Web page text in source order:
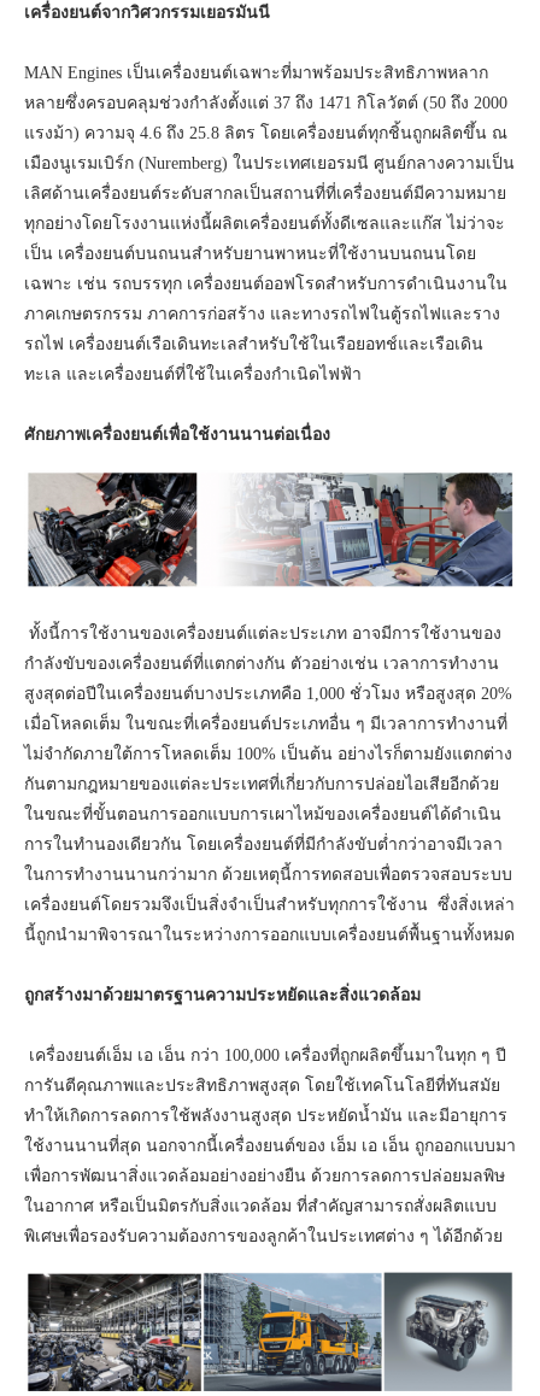
เครื่องยนต์จากวิศวกรรมเยอรมันนี
MAN Engines เป็นเครื่องยนต์เฉพาะที่มาพร้อมประสิทธิภาพหลาก
หลายซึ่งครอบคลุมช่วงกำลังตั้งแต่ 37 ถึง 1471 กิโลวัตต์ (50 ถึง 2000
แรงม้า) ความจุ 4.6 ถึง 25.8 ลิตร โดยเครื่องยนต์ทุกชิ้นถูกผลิตขึ้น ณ
เมืองนูเรมเบิร์ก (Nuremberg) ในประเทศเยอรมนี ศูนย์กลางความเป็น
เลิศด้านเครื่องยนต์ระดับสากลเป็นสถานที่ที่เครื่องยนต์มีความหมาย
ทุกอย่างโดยโรงงานแห่งนี้ผลิตเครื่องยนต์ทั้งดีเซลและแก๊ส ไม่ว่าจะ
เป็น เครื่องยนต์บนถนนสำหรับยานพาหนะที่ใช้งานบนถนนโดย
เฉพาะ เช่น รถบรรทุก เครื่องยนต์ออฟโรดสำหรับการดำเนินงานใน
ภาคเกษตรกรรม ภาคการก่อสร้าง และทางรถไฟในตู้รถไฟและราง
รถไฟ เครื่องยนต์เรือเดินทะเลสำหรับใช้ในเรือยอทช์และเรือเดิน
ทะเล และเครื่องยนต์ที่ใช้ในเครื่องกำเนิดไฟฟ้า
ศักยภาพเครื่องยนต์เพื่อใช้งานนานต่อเนื่อง
ทั้งนี้การใช้งานของเครื่องยนต์แต่ละประเภท อาจมีการใช้งานของ
กำลังขับของเครื่องยนต์ที่แตกต่างกัน ตัวอย่างเช่น เวลาการทำงาน
สูงสุดต่อปีในเครื่องยนต์บางประเภทคือ 1,000 ชั่วโมง หรือสูงสุด 20%
เมื่อโหลดเต็ม ในขณะที่เครื่องยนต์ประเภทอื่น ๆ มีเวลาการทำงานที่
ไม่จำกัดภายใต้การโหลดเต็ม 100% เป็นต้น อย่างไรก็ตามยังแตกต่าง
กันตามกฎหมายของแต่ละประเทศที่เกี่ยวกับการปล่อยไอเสียอีกด้วย
ในขณะที่ขั้นตอนการออกแบบการเผาไหม้ของเครื่องยนต์ได้ดำเนิน
การในทำนองเดียวกัน โดยเครื่องยนต์ที่มีกำลังขับต่ำกว่าอาจมีเวลา
ในการทำงานนานกว่ามาก ด้วยเหตุนี้การทดสอบเพื่อตรวจสอบระบบ
เครื่องยนต์โดยรวมจึงเป็นสิ่งจำเป็นสำหรับทุกการใช้งาน ซึ่งสิ่งเหล่า
นี้ถูกนำมาพิจารณาในระหว่างการออกแบบเครื่องยนต์พื้นฐานทั้งหมด
ถูกสร้างมาด้วยมาตรฐานความประหยัดและสิ่งแวดล้อม
เครื่องยนต์เอ็ม เอ เอ็น กว่า 100,000 เครื่องที่ถูกผลิตขึ้นมาในทุก ๆ ปี
การันตีคุณภาพและประสิทธิภาพสูงสุด โดยใช้เทคโนโลยีที่ทันสมัย
ทำให้เกิดการลดการใช้พลังงานสูงสุด ประหยัดน้ำมัน และมีอายุการ
ใช้งานนานที่สุด นอกจากนี้เครื่องยนต์ของ เอ็ม เอ เอ็น ถูกออกแบบมา
เพื่อการพัฒนาสิ่งแวดล้อมอย่างอย่างยืน ด้วยการลดการปล่อยมลพิษ
ในอากาศ หรือเป็นมิตรกับสิ่งแวดล้อม ที่สำคัญสามารถสั่งผลิตแบบ
พิเศษเพื่อรองรับความต้องการของลูกค้าในประเทศต่าง ๆ ได้อีกด้วย